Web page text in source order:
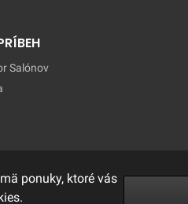
Salónov
ponuky, ktoré vás